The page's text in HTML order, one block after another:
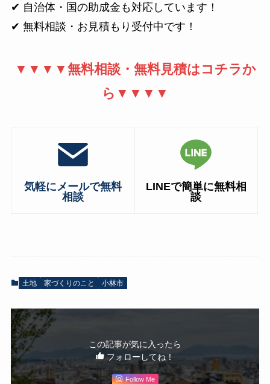
✔ 自治体・国の助成金も対応しています！
✔ 無料相談・お見積もり受付中です！
▼▼▼▼無料相談・無料見積はコチラか
ら▼▼▼▼
気軽にメールで無料
相談
LINEで簡単に無料相
談
土地 家づくりのこと 小林市
この記事が気に入ったら
フォローしてね！
Follow Me